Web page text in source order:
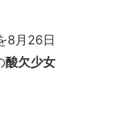
8月26日
酸欠少女